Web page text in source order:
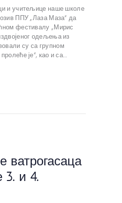
и учитељице наше школе
ППУ „Лаза Маза“ да
фестивалу „Мирис
одељења из
су са групном
је“, као и са…
ватрогасаца
3. и 4.